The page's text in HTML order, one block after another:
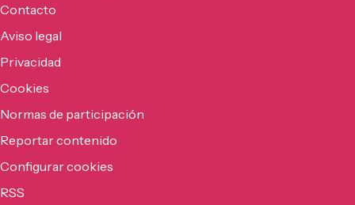
Contacto
Aviso legal
Privacidad
Cookies
Normas de participación
Reportar contenido
Configurar cookies
RSS